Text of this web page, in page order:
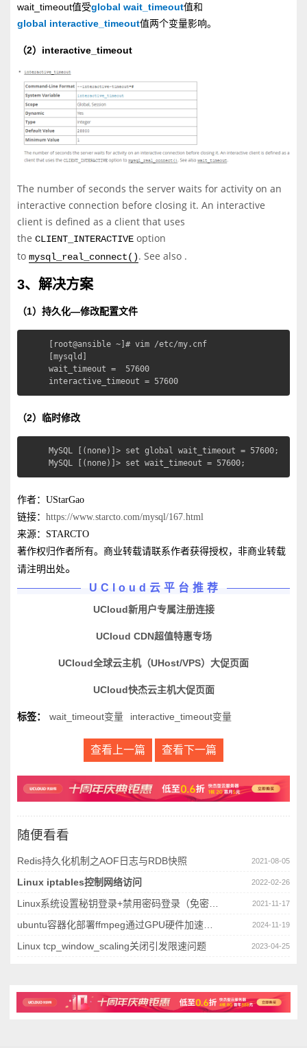
wait_timeout值受global wait_timeout值和
global interactive_timeout值两个变量影响。
（2）interactive_timeout
The number of seconds the server waits for activity on an
interactive connection before closing it. An interactive
client is defined as a client that uses
the CLIENT_INTERACTIVE option
to mysql_real_connect() . See also .
3、解决方案
（1）持久化—修改配置文件
[root@ansible ~]# vim /etc/my.cnf
[mysqld]
wait_timeout =  57600
interactive_timeout = 57600
（2）临时修改
MySQL [(none)]> set global wait_timeout = 57600;
MySQL [(none)]> set wait_timeout = 57600;
作者：UStarGao
链接： https://www.starcto.com/mysql/167.html
来源：STARCTO
著作权归作者所有。商业转载请联系作者获得授权，非商业转载
请注明出处。
UCloud云平台推荐
UCloud新用户专属注册连接
UCloud CDN超值特惠专场
UCloud全球云主机（UHost/VPS）大促页面
UCloud快杰云主机大促页面
标签： wait_timeout变量 interactive_timeout变量
查看上一篇 查看下一篇
随便看看
2021-08-05
Redis持久化机制之AOF日志与RDB快照
2022-02-26
Linux iptables控制网络访问
2021-11-17
Linux系统设置秘钥登录+禁用密码登录（免密登录）
2024-11-19
ubuntu容器化部署ffmpeg通过GPU硬件加速处理视频流
2023-04-25
Linux tcp_window_scaling关闭引发限速问题